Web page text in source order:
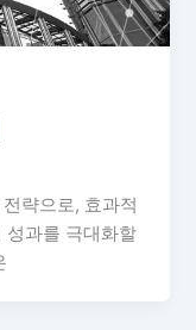
략으로, 효과적
성과를 극대화할